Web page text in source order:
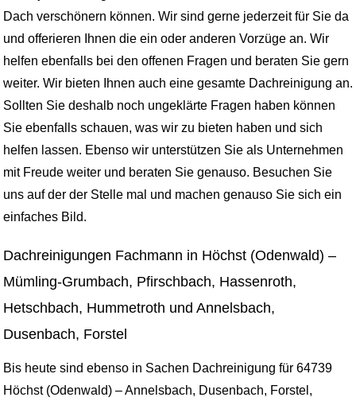
Dach verschönern können. Wir sind gerne jederzeit für Sie da
und offerieren Ihnen die ein oder anderen Vorzüge an. Wir
helfen ebenfalls bei den offenen Fragen und beraten Sie gern
weiter. Wir bieten Ihnen auch eine gesamte Dachreinigung an.
Sollten Sie deshalb noch ungeklärte Fragen haben können
Sie ebenfalls schauen, was wir zu bieten haben und sich
helfen lassen. Ebenso wir unterstützen Sie als Unternehmen
mit Freude weiter und beraten Sie genauso. Besuchen Sie
uns auf der der Stelle mal und machen genauso Sie sich ein
einfaches Bild.
Dachreinigungen Fachmann in Höchst (Odenwald) –
Mümling-Grumbach, Pfirschbach, Hassenroth,
Hetschbach, Hummetroth und Annelsbach,
Dusenbach, Forstel
Bis heute sind ebenso in Sachen Dachreinigung für 64739
Höchst (Odenwald) – Annelsbach, Dusenbach, Forstel,